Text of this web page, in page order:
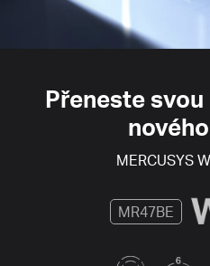
Přeneste
MERCUSYS
MR47BE